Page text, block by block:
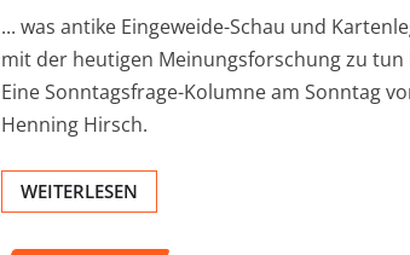
... was antike Eingeweide-Schau und
mit der heutigen Meinungsforschung zu tun
Eine Sonntagsfrage-Kolumne am Sonntag
Henning Hirsch.
WEITERLESEN